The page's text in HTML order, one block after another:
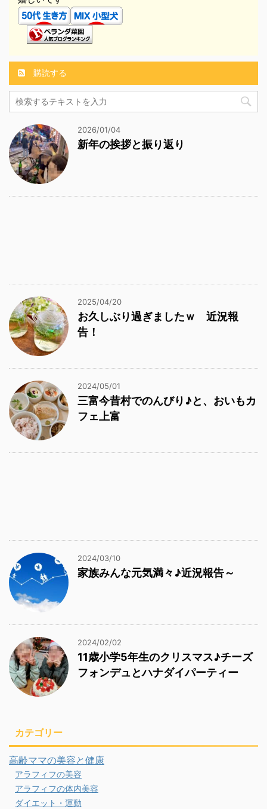
購読する
2026/01/04
新年の挨拶と振り返り
2025/04/20
お久しぶり過ぎましたｗ 近況報
告！
2024/05/01
三富今昔村でのんびり♪と、おいもカ
フェ上富
2024/03/10
家族みんな元気満々♪近況報告～
2024/02/02
11歳小学5年生のクリスマス♪チーズ
フォンデュとハナダイパーティー
カテゴリー
高齢ママの美容と健康
アラフィフの美容
アラフィフの体内美容
ダイエット・運動